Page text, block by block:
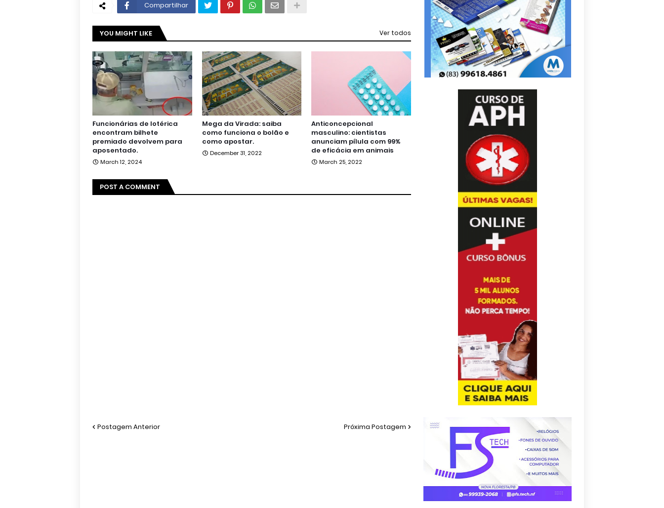
Compartilhar
YOU MIGHT LIKE Ver todos
Funcionárias de lotérica
encontram bilhete
premiado devolvem para
aposentado.
March 12, 2024
Mega da Virada: saiba
como funciona o bolão e
como apostar.
December 31, 2022
Anticoncepcional
masculino: cientistas
anunciam pílula com 99%
de eficácia em animais
March 25, 2022
POST A COMMENT
Postagem Anterior Próxima Postagem